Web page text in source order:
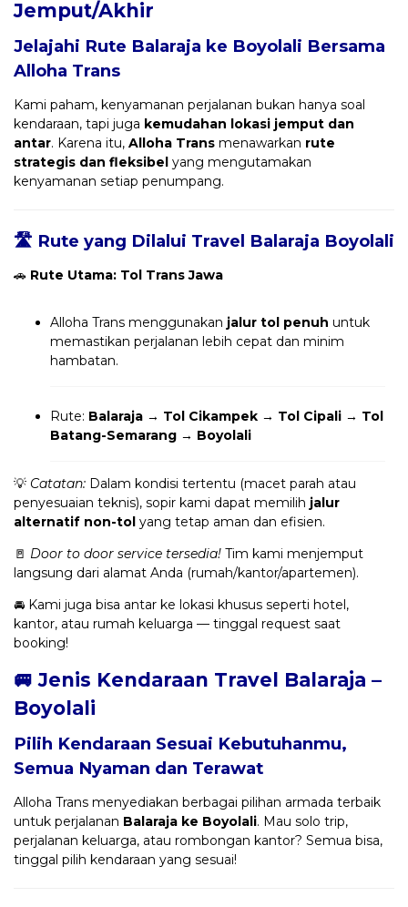
Jemput/Akhir
Jelajahi Rute Balaraja ke Boyolali Bersama
Alloha Trans
Kami paham, kenyamanan perjalanan bukan hanya soal
kendaraan, tapi juga kemudahan lokasi jemput dan
antar. Karena itu, Alloha Trans menawarkan rute
strategis dan fleksibel yang mengutamakan
kenyamanan setiap penumpang.
🛣️ Rute yang Dilalui Travel Balaraja Boyolali
🚗 Rute Utama: Tol Trans Jawa
Alloha Trans menggunakan jalur tol penuh untuk
memastikan perjalanan lebih cepat dan minim
hambatan.
Rute: Balaraja → Tol Cikampek → Tol Cipali → Tol
Batang-Semarang → Boyolali
💡 Catatan: Dalam kondisi tertentu (macet parah atau
penyesuaian teknis), sopir kami dapat memilih jalur
alternatif non-tol yang tetap aman dan efisien.
🚪 Door to door service tersedia! Tim kami menjemput
langsung dari alamat Anda (rumah/kantor/apartemen).
🚘 Kami juga bisa antar ke lokasi khusus seperti hotel,
kantor, atau rumah keluarga — tinggal request saat
booking!
🚐 Jenis Kendaraan Travel Balaraja –
Boyolali
Pilih Kendaraan Sesuai Kebutuhanmu,
Semua Nyaman dan Terawat
Alloha Trans menyediakan berbagai pilihan armada terbaik
untuk perjalanan Balaraja ke Boyolali. Mau solo trip,
perjalanan keluarga, atau rombongan kantor? Semua bisa,
tinggal pilih kendaraan yang sesuai!